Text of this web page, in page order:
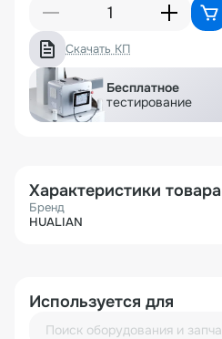
Скачать КП
Бесплатное
тестирование
Характеристики товара
Бренд
HUALIAN
Используется для